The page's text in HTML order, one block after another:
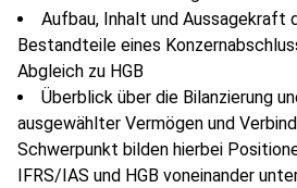
Aufbau, Inhalt und Aussagekraft
Bestandteile eines
Abgleich zu HGB
Überblick über die Bilanzierung
ausgewählter Vermögen und
Schwerpunkt bilden hierbei
IFRS/IAS und HGB voneinander